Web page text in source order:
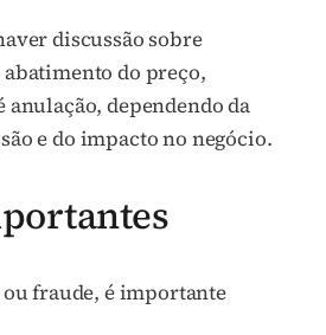
discussão sobre
do preço,
anulação, dependendo da
e do impacto no negócio.
fraude, é importante